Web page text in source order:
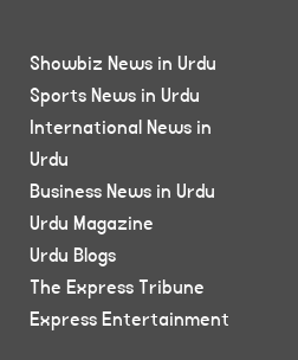
Showbiz News in Urdu
Sports News in Urdu
International News in
Urdu
Business News in Urdu
Urdu Magazine
Urdu Blogs
The Express Tribune
Express Entertainment